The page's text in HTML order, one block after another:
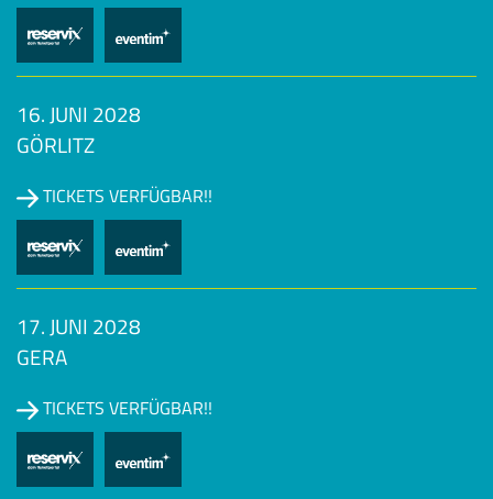
16. JUNI 2028
GÖRLITZ
TICKETS VERFÜGBAR!!
17. JUNI 2028
GERA
TICKETS VERFÜGBAR!!